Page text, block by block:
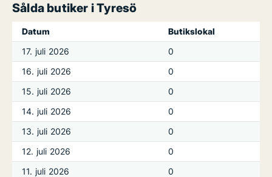
Sålda butiker i Tyresö
Datum
Butikslokal
17. juli 2026
0
16. juli 2026
0
15. juli 2026
0
14. juli 2026
0
13. juli 2026
0
12. juli 2026
0
11. juli 2026
0